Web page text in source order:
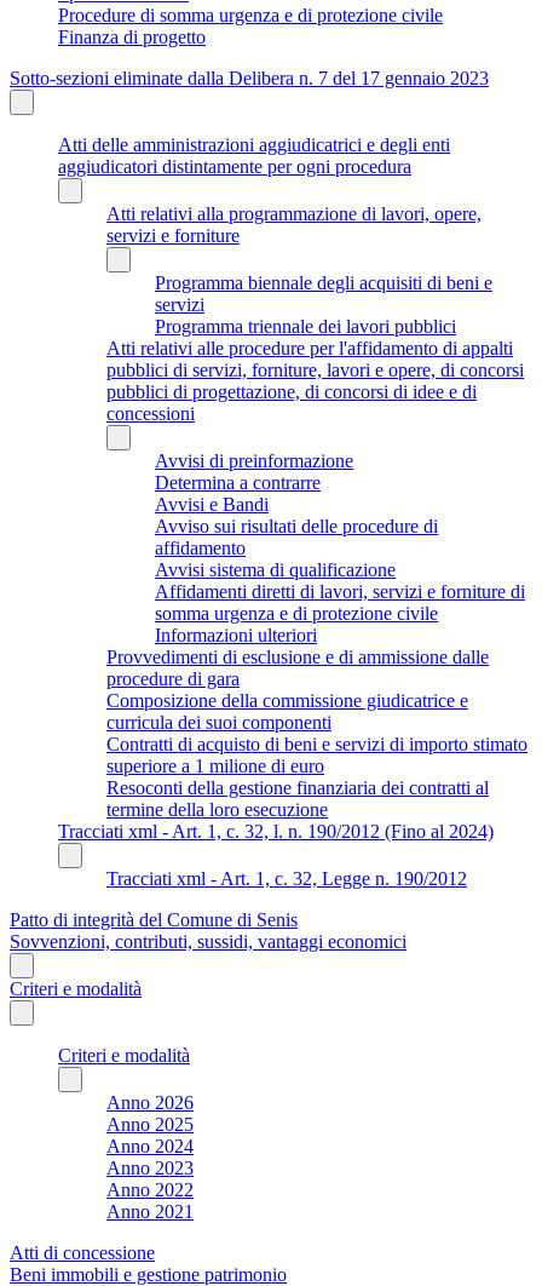
Procedure di somma urgenza e di protezione civile
Finanza di progetto
Sotto-sezioni eliminate dalla Delibera n. 7 del 17 gennaio 2023
Atti delle amministrazioni aggiudicatrici e degli enti
aggiudicatori distintamente per ogni procedura
Atti relativi alla programmazione di lavori, opere,
servizi e forniture
Programma biennale degli acquisiti di beni e
servizi
Programma triennale dei lavori pubblici
Atti relativi alle procedure per l'affidamento di appalti
pubblici di servizi, forniture, lavori e opere, di concorsi
pubblici di progettazione, di concorsi di idee e di
concessioni
Avvisi di preinformazione
Determina a contrarre
Avvisi e Bandi
Avviso sui risultati delle procedure di
affidamento
Avvisi sistema di qualificazione
Affidamenti diretti di lavori, servizi e forniture di
somma urgenza e di protezione civile
Informazioni ulteriori
Provvedimenti di esclusione e di ammissione dalle
procedure di gara
Composizione della commissione giudicatrice e
curricula dei suoi componenti
Contratti di acquisto di beni e servizi di importo stimato
superiore a 1 milione di euro
Resoconti della gestione finanziaria dei contratti al
termine della loro esecuzione
Tracciati xml - Art. 1, c. 32, l. n. 190/2012 (Fino al 2024)
Tracciati xml - Art. 1, c. 32, Legge n. 190/2012
Patto di integrità del Comune di Senis
Sovvenzioni, contributi, sussidi, vantaggi economici
Criteri e modalità
Criteri e modalità
Anno 2026
Anno 2025
Anno 2024
Anno 2023
Anno 2022
Anno 2021
Atti di concessione
Beni immobili e gestione patrimonio